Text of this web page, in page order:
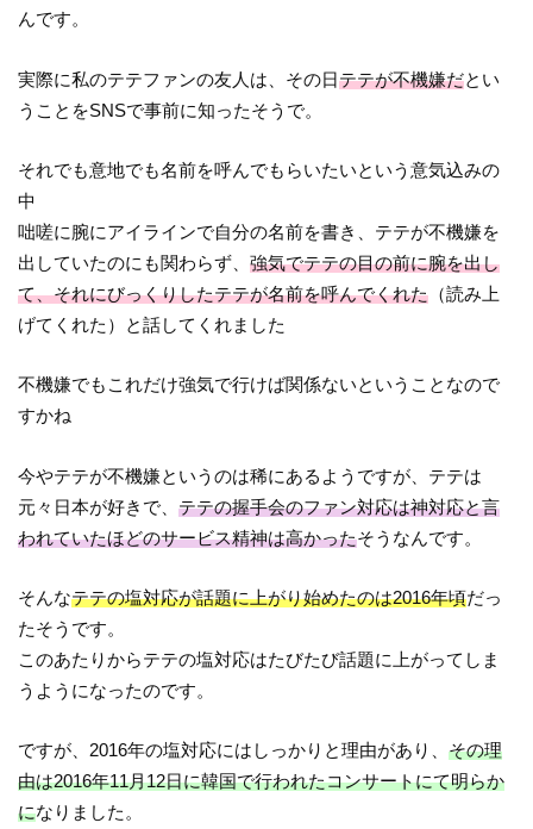
んです。
実際に私のテテファンの友人は、その日テテが不機嫌だとい
うことをSNSで事前に知ったそうで。
それでも意地でも名前を呼んでもらいたいという意気込みの
中
咄嗟に腕にアイラインで自分の名前を書き、テテが不機嫌を
出していたのにも関わらず、強気でテテの目の前に腕を出し
て、それにびっくりしたテテが名前を呼んでくれた （読み上
げてくれた）と話してくれました
不機嫌でもこれだけ強気で行けば関係ないということなので
すかね
今やテテが不機嫌というのは稀にあるようですが、テテは
元々日本が好きで、テテの握手会のファン対応は神対応と言
われていたほどのサービス精神は高かったそうなんです。
そんなテテの塩対応が話題に上がり始めたのは2016年頃だっ
たそうです。
このあたりからテテの塩対応はたびたび話題に上がってしま
うようになったのです。
ですが、2016年の塩対応にはしっかりと理由があり、その理
由は2016年11月12日に韓国で行われたコンサートにて明らか
になりました。